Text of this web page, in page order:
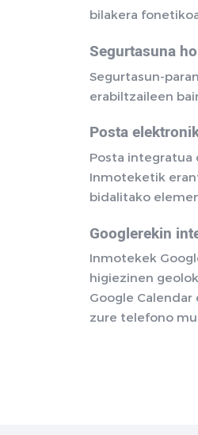
bilakera
Segurtasuna
Segurtasun-
erabiltzaileen
Posta
Posta integratua
Inmoteketik
bidalitako
Googlerekin
Inmotekek
higiezinen
Google
zure telefono